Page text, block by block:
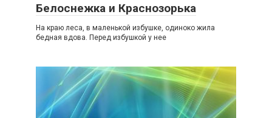
Белоснежка и Краснозорька
На краю леса, в маленькой избушке, одиноко жила
бедная вдова. Перед избушкой у нее